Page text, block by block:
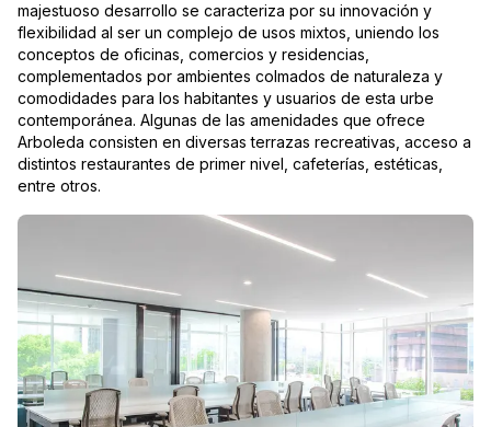
majestuoso desarrollo se caracteriza por su innovación y
flexibilidad al ser un complejo de usos mixtos, uniendo los
conceptos de oficinas, comercios y residencias,
complementados por ambientes colmados de naturaleza y
comodidades para los habitantes y usuarios de esta urbe
contemporánea. Algunas de las amenidades que ofrece
Arboleda consisten en diversas terrazas recreativas, acceso a
distintos restaurantes de primer nivel, cafeterías, estéticas,
entre otros.